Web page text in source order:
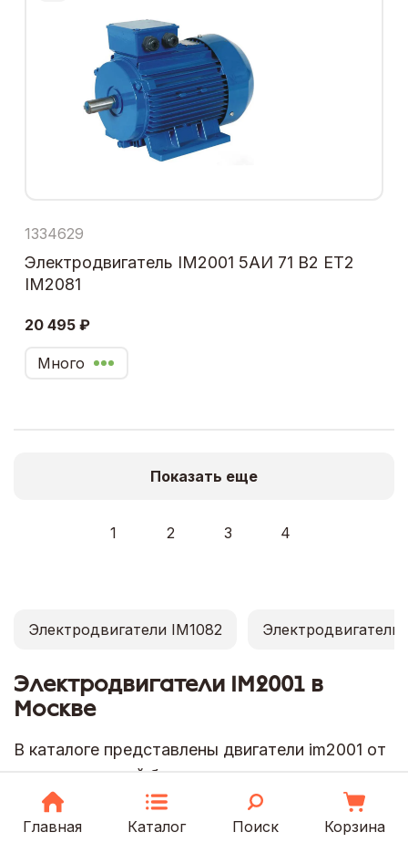
1334629
Электродвигатель IM2001 5АИ 71 В2 ЕТ2
IM2081
20 495 ₽
Много
Показать еще
1 2 3 4
Электродвигатели IM1082 Электродвигатели
Электродвигатели IM2001 в
Москве
В каталоге представлены двигатели im2001 от
производителей без наценки.
Выберите наиболее подходящий для себя
Главная Каталог Поиск Корзина